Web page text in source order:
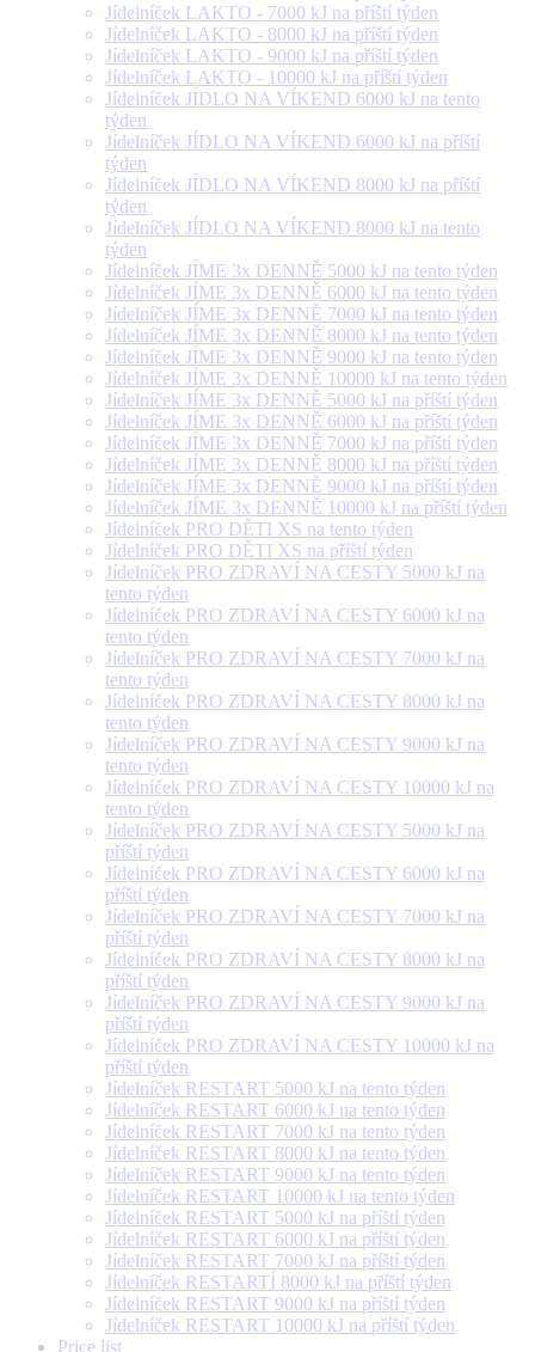
Jídelníček LAKTO - 7000 kJ na příští týden
Jídelníček LAKTO - 8000 kJ na příští týden
Jídelníček LAKTO - 9000 kJ na příští týden
Jídelníček LAKTO - 10000 kJ na příští týden
Jídelníček JÍDLO NA VÍKEND 6000 kJ na tento
týden
Jídelníček JÍDLO NA VÍKEND 6000 kJ na příští
týden
Jídelníček JÍDLO NA VÍKEND 8000 kJ na příští
týden
Jídelníček JÍDLO NA VÍKEND 8000 kJ na tento
týden
Jídelníček JÍME 3x DENNĚ 5000 kJ na tento týden
Jídelníček JÍME 3x DENNĚ 6000 kJ na tento týden
Jídelníček JÍME 3x DENNĚ 7000 kJ na tento týden
Jídelníček JÍME 3x DENNĚ 8000 kJ na tento týden
Jídelníček JÍME 3x DENNĚ 9000 kJ na tento týden
Jídelníček JÍME 3x DENNĚ 10000 kJ na tento týden
Jídelníček JÍME 3x DENNĚ 5000 kJ na příští týden
Jídelníček JÍME 3x DENNĚ 6000 kJ na příští týden
Jídelníček JÍME 3x DENNĚ 7000 kJ na příští týden
Jídelníček JÍME 3x DENNĚ 8000 kJ na příští týden
Jídelníček JÍME 3x DENNĚ 9000 kJ na příští týden
Jídelníček JÍME 3x DENNĚ 10000 kJ na příští týden
Jídelníček PRO DĚTI XS na tento týden
Jídelníček PRO DĚTI XS na příští týden
Jídelníček PRO ZDRAVÍ NA CESTY 5000 kJ na
tento týden
Jídelníček PRO ZDRAVÍ NA CESTY 6000 kJ na
tento týden
Jídelníček PRO ZDRAVÍ NA CESTY 7000 kJ na
tento týden
Jídelníček PRO ZDRAVÍ NA CESTY 8000 kJ na
tento týden
Jídelníček PRO ZDRAVÍ NA CESTY 9000 kJ na
tento týden
Jídelníček PRO ZDRAVÍ NA CESTY 10000 kJ na
tento týden
Jídelníček PRO ZDRAVÍ NA CESTY 5000 kJ na
příští týden
Jídelníček PRO ZDRAVÍ NA CESTY 6000 kJ na
příští týden
Jídelníček PRO ZDRAVÍ NA CESTY 7000 kJ na
příští týden
Jídelníček PRO ZDRAVÍ NA CESTY 8000 kJ na
příští týden
Jídelníček PRO ZDRAVÍ NA CESTY 9000 kJ na
příští týden
Jídelníček PRO ZDRAVÍ NA CESTY 10000 kJ na
příští týden
Jídelníček RESTART 5000 kJ na tento týden
Jídelníček RESTART 6000 kJ na tento týden
Jídelníček RESTART 7000 kJ na tento týden
Jídelníček RESTART 8000 kJ na tento týden
Jídelníček RESTART 9000 kJ na tento týden
Jídelníček RESTART 10000 kJ na tento týden
Jídelníček RESTART 5000 kJ na příští týden
Jídelníček RESTART 6000 kJ na příští týden
Jídelníček RESTART 7000 kJ na příští týden
Jídelníček RESTARTÍ 8000 kJ na příští týden
Jídelníček RESTART 9000 kJ na příští týden
Jídelníček RESTART 10000 kJ na příští týden
Price list